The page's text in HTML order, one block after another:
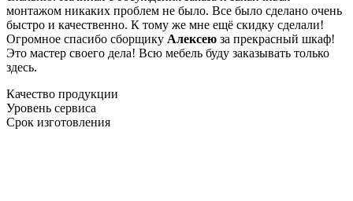
монтажом никаких проблем не было. Все было сделано очень
быстро и качественно. К тому же мне ещё скидку сделали!
Огромное спасибо сборщику Алексею за прекрасный шкаф!
Это мастер своего дела! Всю мебель буду заказывать только
здесь.
Качество продукции
Уровень сервиса
Срок изготовления